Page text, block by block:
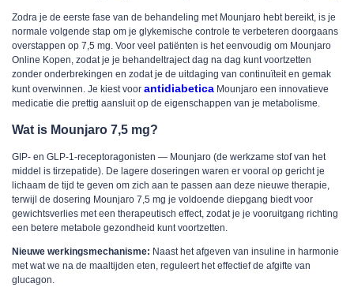
Zodra je de eerste fase van de behandeling met Mounjaro hebt bereikt, is je
normale volgende stap om je glykemische controle te verbeteren doorgaans
overstappen op 7,5 mg. Voor veel patiënten is het eenvoudig om Mounjaro
Online Kopen, zodat je je behandeltraject dag na dag kunt voortzetten
zonder onderbrekingen en zodat je de uitdaging van continuïteit en gemak
kunt overwinnen. Je kiest voor antidiabetica Mounjaro een innovatieve
medicatie die prettig aansluit op de eigenschappen van je metabolisme.
Wat is Mounjaro 7,5 mg?
GIP- en GLP-1-receptoragonisten — Mounjaro (de werkzame stof van het
middel is tirzepatide). De lagere doseringen waren er vooral op gericht je
lichaam de tijd te geven om zich aan te passen aan deze nieuwe therapie,
terwijl de dosering Mounjaro 7,5 mg je voldoende diepgang biedt voor
gewichtsverlies met een therapeutisch effect, zodat je je vooruitgang richting
een betere metabole gezondheid kunt voortzetten.
Nieuwe werkingsmechanisme: Naast het afgeven van insuline in harmonie
met wat we na de maaltijden eten, reguleert het effectief de afgifte van
glucagon.